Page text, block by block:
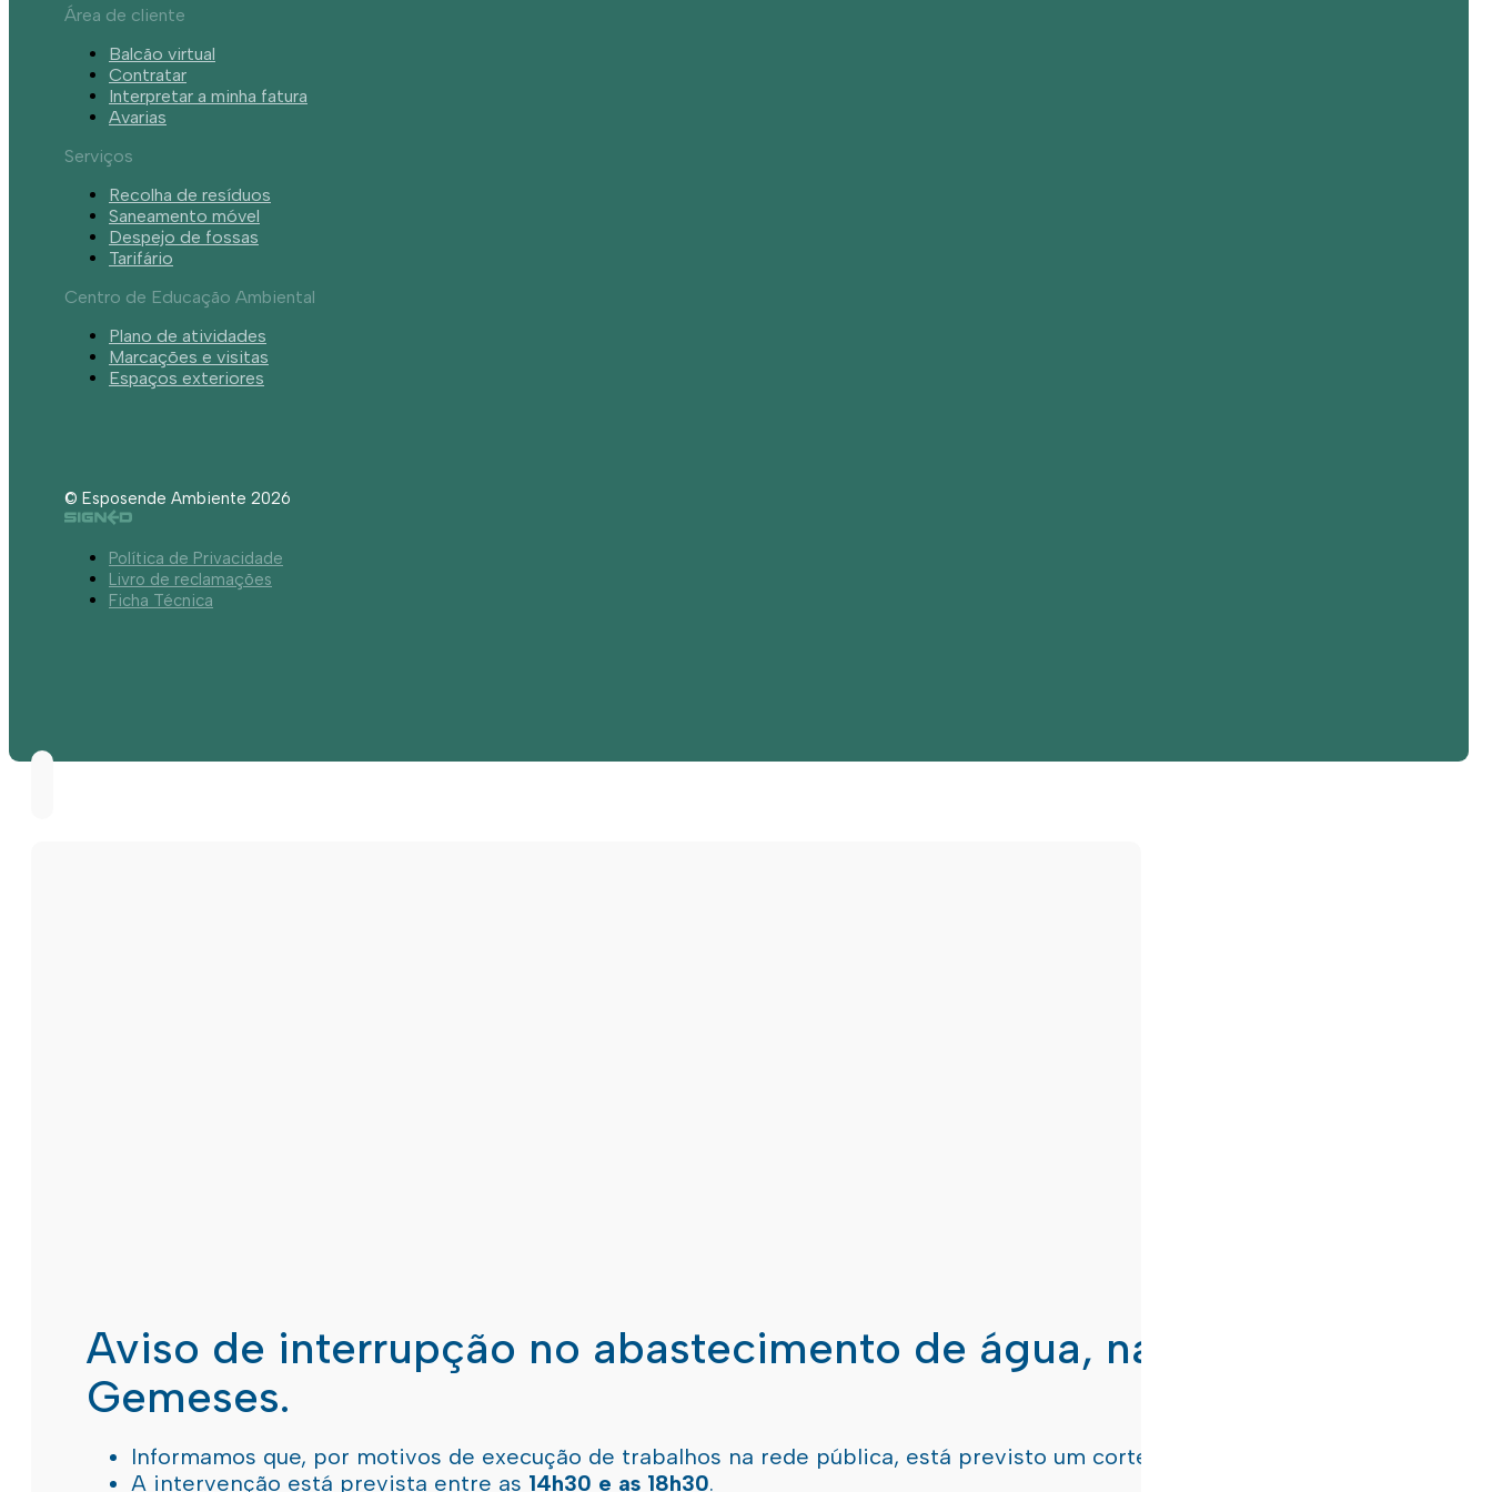
Área de cliente
Balcão virtual
Contratar
Interpretar a minha fatura
Avarias
Serviços
Recolha de resíduos
Saneamento móvel
Despejo de fossas
Tarifário
Centro de Educação Ambiental
Plano de atividades
Marcações e visitas
Espaços exteriores
© Esposende Ambiente 2026
Política de Privacidade
Livro de reclamações
Ficha Técnica
Aviso de interrupção no abastecimento de água, nas freguesias de
Gemeses.
Informamos que, por motivos de execução de trabalhos na rede pública, está previsto um corte de água
A intervenção está prevista entre as 14h30 e as 18h30.